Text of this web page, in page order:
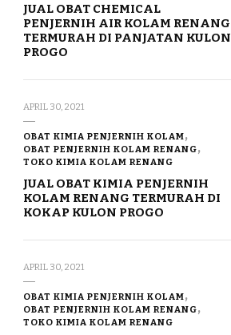
JUAL OBAT CHEMICAL
PENJERNIH AIR KOLAM RENANG
TERMURAH DI PANJATAN KULON
PROGO
APRIL 30, 2021
OBAT KIMIA PENJERNIH KOLAM
OBAT PENJERNIH KOLAM RENANG
TOKO KIMIA KOLAM RENANG
JUAL OBAT KIMIA PENJERNIH
KOLAM RENANG TERMURAH DI
KOKAP KULON PROGO
APRIL 30, 2021
OBAT KIMIA PENJERNIH KOLAM
OBAT PENJERNIH KOLAM RENANG
TOKO KIMIA KOLAM RENANG